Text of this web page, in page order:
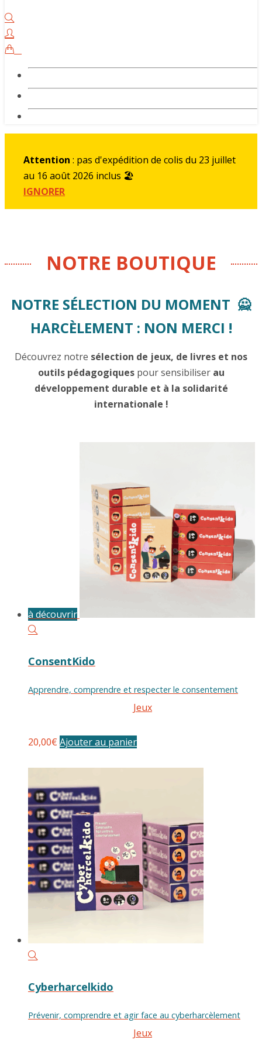
Attention : pas d'expédition de colis du 23 juillet
au 16 août 2026 inclus 🏖️
IGNORER
NOTRE BOUTIQUE
NOTRE SÉLECTION DU MOMENT 🙅
HARCÈLEMENT : NON MERCI !
Découvrez notre sélection de jeux, de livres et nos
outils pédagogiquespour sensibiliserau
développement durable et à la solidarité
internationale !
à découvrir
ConsentKido
Apprendre, comprendre et respecter le consentement
Jeux
20,00€ Ajouter au panier
Cyberharcelkido
Prévenir, comprendre et agir face au cyberharcèlement
Jeux